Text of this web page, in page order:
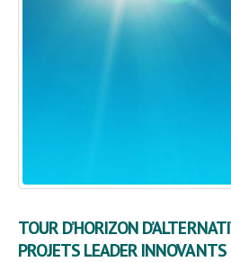
TOUR D’HORIZON
PROJETS LEADER